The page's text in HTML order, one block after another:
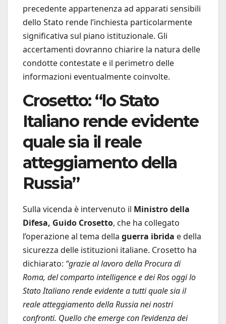
precedente appartenenza ad apparati sensibili
dello Stato rende l’inchiesta particolarmente
significativa sul piano istituzionale. Gli
accertamenti dovranno chiarire la natura delle
condotte contestate e il perimetro delle
informazioni eventualmente coinvolte.
Crosetto: “lo Stato
Italiano rende evidente
quale sia il reale
atteggiamento della
Russia”
Sulla vicenda è intervenuto il Ministro della
Difesa, Guido Crosetto, che ha collegato
l’operazione al tema della guerra ibrida e della
sicurezza delle istituzioni italiane. Crosetto ha
dichiarato: “grazie al lavoro della Procura di
Roma, del comparto intelligence e dei Ros oggi lo
Stato Italiano rende evidente a tutti quale sia il
reale atteggiamento della Russia nei nostri
confronti. Quello che emerge con l’evidenza dei